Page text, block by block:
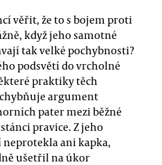
věřit, že to s bojem proti
když jeho samotné
tak velké pochybnosti?
podsvětí do vrcholné
praktiky těch
argument
pater mezi běžné
pravice. Z jeho
ani kapka,
ušetřil na úkor